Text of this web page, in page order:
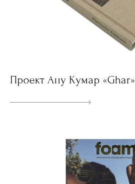
Проект Ану Кумар «Ghar»